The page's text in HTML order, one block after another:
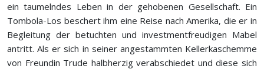
ein taumelndes Leben in der gehobenen Gesellschaft. Ein
Tombola-Los beschert ihm eine Reise nach Amerika, die er in
Begleitung der betuchten und investmentfreudigen Mabel
antritt. Als er sich in seiner angestammten Kellerkaschemme
von Freundin Trude halbherzig verabschiedet und diese sich